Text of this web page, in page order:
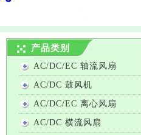
产品类别
AC/DC/EC 轴流风扇
AC/DC 鼓风机
AC/DC/EC 离心风扇
AC/DC 横流风扇